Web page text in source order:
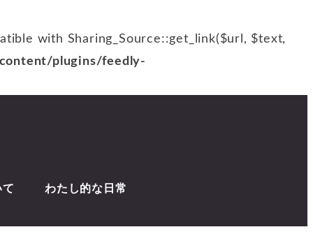
with Sharing_Source::get_link($url, $text,
plugins/feedly-
わたし的な日常